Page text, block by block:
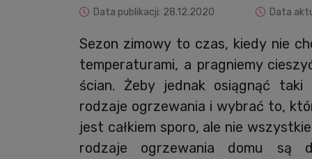
Data publikacji: 28.12.2020 Data
Sezon zimowy to czas, kiedy nie
temperaturami, a pragniemy
ścian. Żeby jednak osiągnąć
rodzaje ogrzewania i wybrać to,
jest całkiem sporo, ale nie
rodzaje ogrzewania domu są